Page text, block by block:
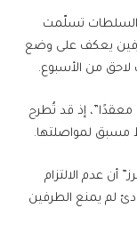
تسلّمت
يعكف على وضع
لاحق من الأسبوع.
إذ قد تُطرح
مسبق لمواصلتها.
أن عدم الالتزام
لم يمنع الطرفين